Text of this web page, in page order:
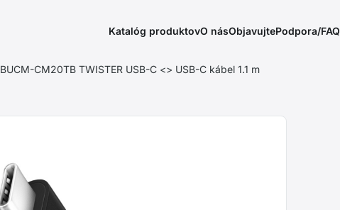
Katalóg produktovO násObjavujtePodpora/FAQ
BUCM-CM20TB TWISTER USB-C <> USB-C kábel 1.1 m